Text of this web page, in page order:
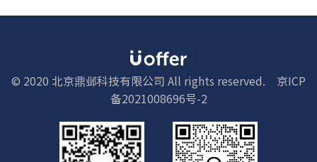
© 2020 北京鼎邺科技有限公司 All rights reserved.
京ICP
备2021008696号-2